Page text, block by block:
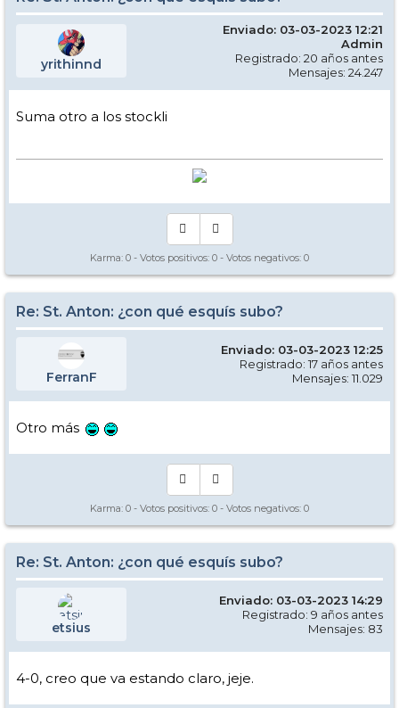
yrithinnd
Enviado: 03-03-2023 12:21
Admin
Registrado: 20 años antes
Mensajes: 24.247
Suma otro a los stockli
Karma: 0 - Votos positivos: 0 - Votos negativos: 0
Re: St. Anton: ¿con qué esquís subo?
FerranF
Enviado: 03-03-2023 12:25
Registrado: 17 años antes
Mensajes: 11.029
Otro más
Karma: 0 - Votos positivos: 0 - Votos negativos: 0
Re: St. Anton: ¿con qué esquís subo?
etsius
Enviado: 03-03-2023 14:29
Registrado: 9 años antes
Mensajes: 83
4-0, creo que va estando claro, jeje.